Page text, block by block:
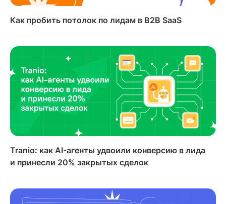
Как пробить потолок по лидам в B2B SaaS
Tranio: как AI-агенты удвоили конверсию в лида
и принесли 20% закрытых сделок